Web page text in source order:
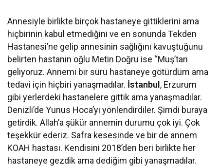
Annesiyle birlikte birçok hastaneye gittiklerini ama
hiçbirinin kabul etmediğini ve en sonunda Tekden
Hastanesi’ne gelip annesinin sağlığını kavuştuğunu
belirten hastanın oğlu Metin Doğru ise “Muş’tan
geliyoruz. Annemi bir sürü hastaneye götürdüm ama
tedavi için hiçbiri yanaşmadılar. İstanbul , Erzurum
gibi yerlerdeki hastanelere gittik ama yanaşmadılar.
Denizli’de Yunus Hoca’yı yönlendirdiler. Şimdi buraya
getirdik. Allah’a şükür annemin durumu çok iyi. Çok
teşekkür ederiz. Safra kesesinde ve bir de annem
KOAH hastası. Kendisini 2018’den beri birlikte her
hastaneye gezdik ama dediğim gibi yanaşmadılar.